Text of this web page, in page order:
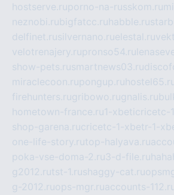
hostserve.ruporno-na-russkom.ru
neznobi.rubigfatcc.ru habble.ru
delfinet.rusilvernano.ruelestal.ru
velotrenajery.rupronso54.ru
show-pets.rusmartnews03.ru
miraclecoon.rupongup.ru
firehunters.rugribowo.rugnalis.ru
hometown-france.ru1-xbeticricetc-
shop-garena.rucricetc-1-xbetr-1-
one-life-story.rutop-halyava.ru
poka-vse-doma-2.ru3-d-file.ru
g2012.rutst-1.rushaggy-cat.ru
g-2012.ruops-mgr.ruaccounts-